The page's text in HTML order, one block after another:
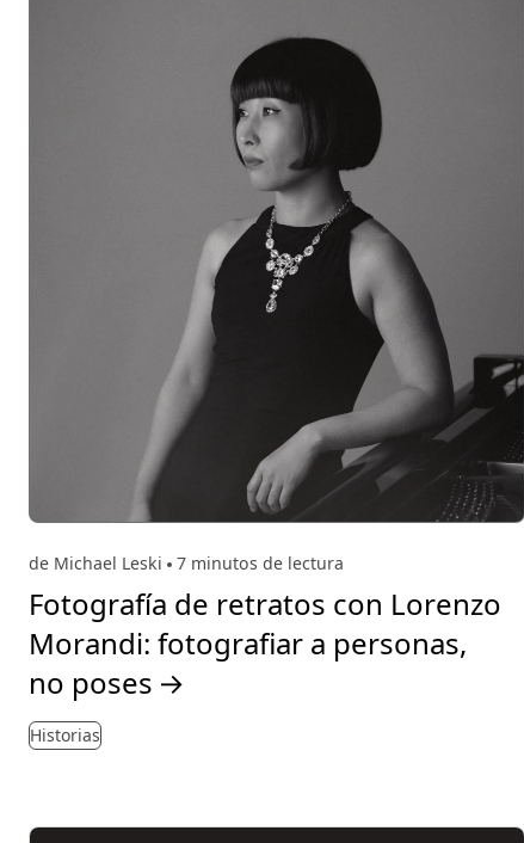
de Michael Leski 7 minutos de lectura
Fotografía de retratos con Lorenzo
Morandi: fotografiar a personas,
no poses →
Historias